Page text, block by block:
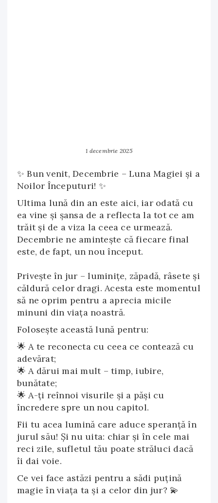
1 decembrie 2025
✨ Bun venit, Decembrie – Luna Magiei și a
Noilor Începuturi! ✨
Ultima lună din an este aici, iar odată cu
ea vine și șansa de a reflecta la tot ce am
trăit și de a viza la ceea ce urmează.
Decembrie ne amintește că fiecare final
este, de fapt, un nou început.
Privește în jur – luminițe, zăpadă, râsete și
căldură celor dragi. Acesta este momentul
să ne oprim pentru a aprecia micile
minuni din viața noastră.
Folosește această lună pentru:
🌟 A te reconecta cu ceea ce contează cu
adevărat;
🌟 A dărui mai mult – timp, iubire,
bunătate;
🌟 A-ți reînnoi visurile și a păși cu
încredere spre un nou capitol.
Fii tu acea lumină care aduce speranță în
jurul său! Și nu uita: chiar și în cele mai
reci zile, sufletul tău poate străluci dacă
îi dai voie.
Ce vei face astăzi pentru a sădi puțină
magie în viața ta și a celor din jur? 💫